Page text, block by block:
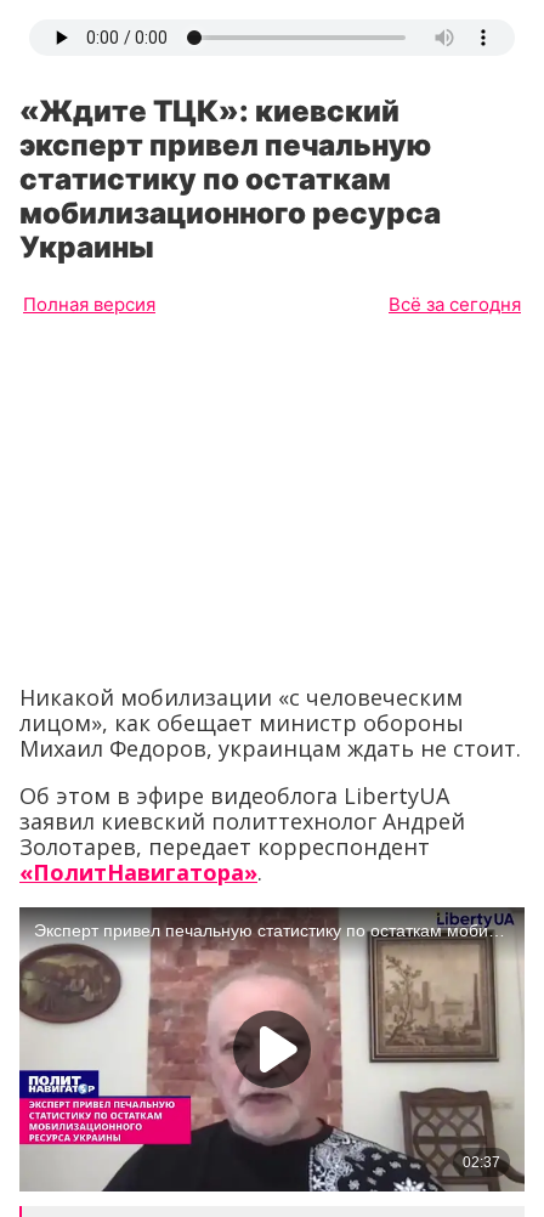
«Ждите ТЦК»: киевский
эксперт привел печальную
статистику по остаткам
мобилизационного ресурса
Украины
Полная версия Всё за сегодня
Никакой мобилизации «с человеческим
лицом», как обещает министр обороны
Михаил Федоров, украинцам ждать не стоит.
Об этом в эфире видеоблога LibertyUA
заявил киевский политтехнолог Андрей
Золотарев, передает корреспондент
«ПолитНавигатора».